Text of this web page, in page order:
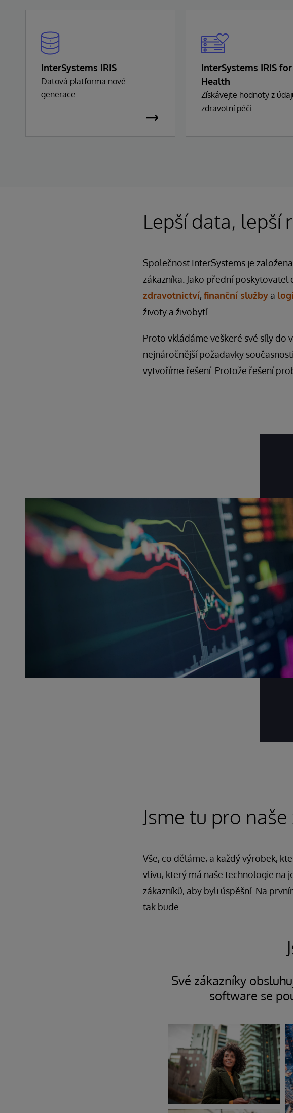
InterSystems IRIS
Datová platforma nové
generace
InterSystems IRIS for
Health
Získávejte hodnoty z
zdravotní péči
Lepší data, lepší
Společnost InterSystems je
zákazníka. Jako přední
zdravotnictví, finanční služby a
životy a živobytí.
Proto vkládáme veškeré své síly do
nejnáročnější požadavky
vytvoříme řešení. Protože řešení
Jsme tu pro
Vše, co děláme, a každý výrobek,
vlivu, který má naše technologie na
zákazníků, aby byli úspěšní. Na
tak bude
Své zákazníky
software se